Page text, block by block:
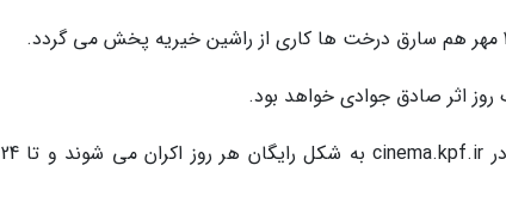
این آثار در روزهای هفته ملی کودک از 16 تا 22 مهر 1400 در cinema.kpf.ir به شکل رایگان هر روز اکران می شوند و تا 24